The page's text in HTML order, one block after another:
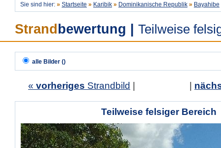
Sie sind hier: » Startseite » Karibik » Dominikanische Republik » Bayahibe
Strand bewertung Teilweise
alle Bilder ()
« vorheriges Strandbild
Teilweise felsiger Bereich